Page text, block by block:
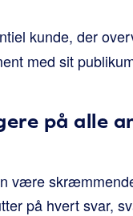
kunde, der
med sit
på alle
være
på hvert svar,